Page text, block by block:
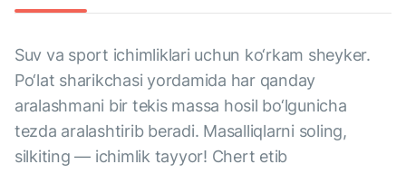
Suv va sport ichimliklari uchun ko‘rkam sheyker.
Po‘lat sharikchasi yordamida har qanday
aralashmani bir tekis massa hosil bo‘lgunicha
tezda aralashtirib beradi. Masalliqlarni soling,
silkiting — ichimlik tayyor! Chert etib